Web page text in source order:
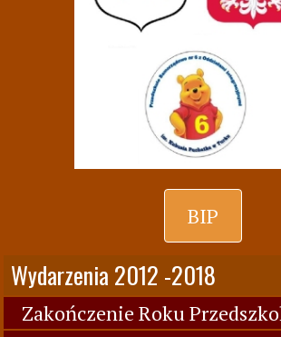
BIP
Wydarzenia 2012 -2018
Zakończenie Roku